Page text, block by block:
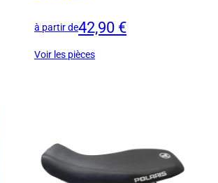
à partir de42,90 €
Voir les pièces